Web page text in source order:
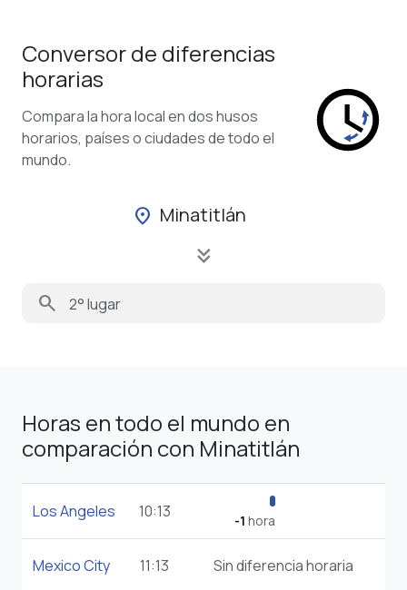
Conversor de diferencias
horarias
Compara la hora local en dos husos
horarios, países o ciudades de todo el
mundo.
location_on Minatitlán
keyboard_double_arrow_down
search
Horas en todo el mundo en
comparación con Minatitlán
Los Angeles 10:13 -1 hora
Mexico City 11:13 Sin diferencia horaria